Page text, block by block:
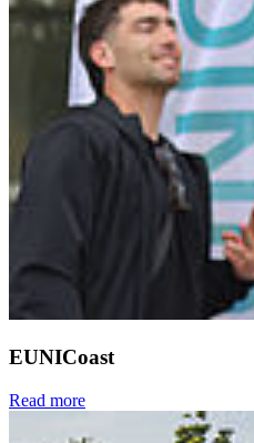
EUNICoast
Read more